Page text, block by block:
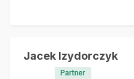
Jacek Izydorczyk